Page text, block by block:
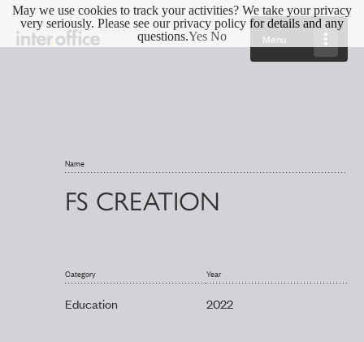
Name
FS CREATION
Category
Education
Year
2022
Menu
May we use cookies to track your activities? We take your privacy
very seriously. Please see our privacy policy for details and any
questions.Yes No